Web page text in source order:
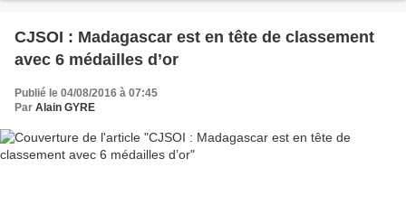
CJSOI : Madagascar est en tête de classement
avec 6 médailles d’or
Publié le 04/08/2016 à 07:45
Par Alain GYRE